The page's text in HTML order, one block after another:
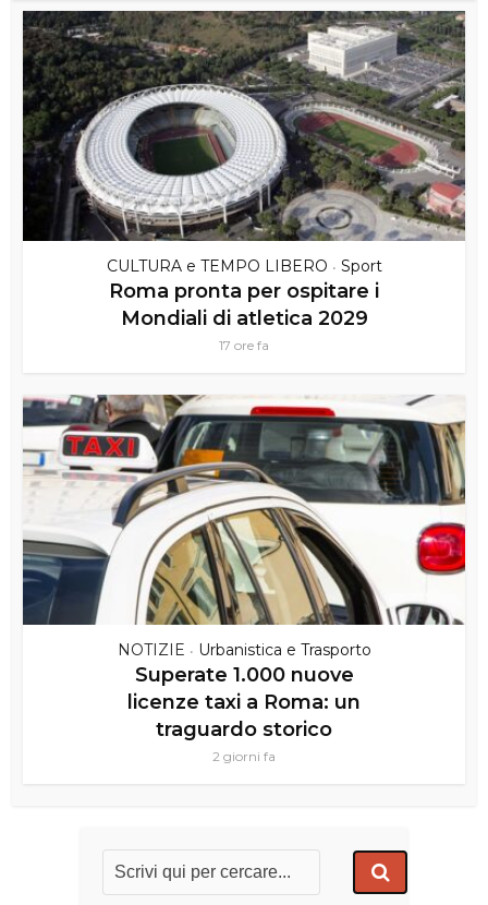
CULTURA e TEMPO LIBERO • Sport
Roma pronta per ospitare i
Mondiali di atletica 2029
17 ore fa
NOTIZIE • Urbanistica e Trasporto
Superate 1.000 nuove
licenze taxi a Roma: un
traguardo storico
2 giorni fa